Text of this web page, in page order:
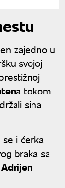
zajedno u
svojoj
a tokom
sina
i ćerka
braka sa
Adrijen